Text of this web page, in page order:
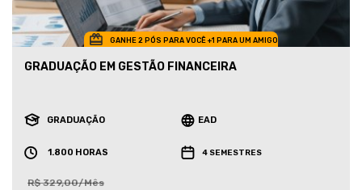
GANHE 2 PÓS PARA VOCÊ +1 PARA UM AMIGO
GRADUAÇÃO EM GESTÃO FINANCEIRA
GRADUAÇÃO EAD
1.800 HORAS 4 SEMESTRES
R$ 329,00/Mês